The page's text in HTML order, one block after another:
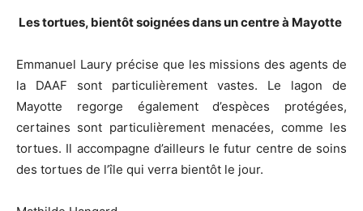
Les tortues, bientôt soignées dans un centre à Mayotte
Emmanuel Laury précise que les missions des agents de
la DAAF sont particulièrement vastes. Le lagon de
Mayotte regorge également d’espèces protégées,
certaines sont particulièrement menacées, comme les
tortues. Il accompagne d’ailleurs le futur centre de soins
des tortues de l’île qui verra bientôt le jour.